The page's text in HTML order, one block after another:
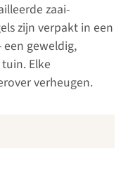
zaai-
zijn verpakt in een
geweldig,
Elke
verheugen.